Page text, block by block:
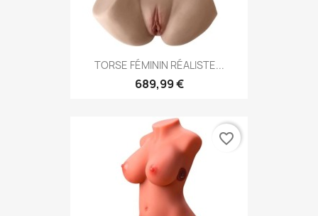
TORSE FÉMININ RÉALISTE...
689,99 €
favorite_border